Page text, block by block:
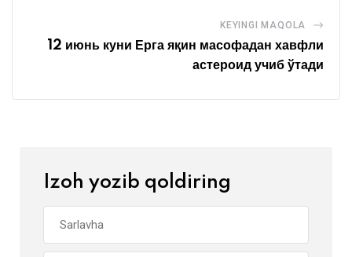
KEYINGI MAQOLA
12 июнь куни Ерга яқин масофадан хавфли
астероид учиб ўтади
Izoh yozib qoldiring